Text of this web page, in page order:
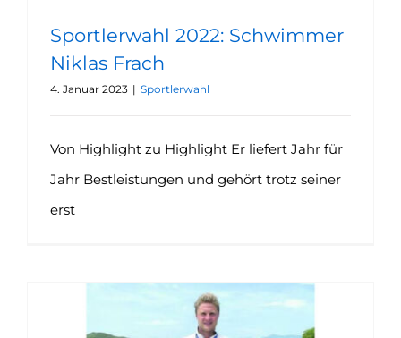
Sportlerwahl 2022: Schwimmer
Niklas Frach
4. Januar 2023 | Sportlerwahl
Von Highlight zu Highlight Er liefert Jahr für
Jahr Bestleistungen und gehört trotz seiner
erst